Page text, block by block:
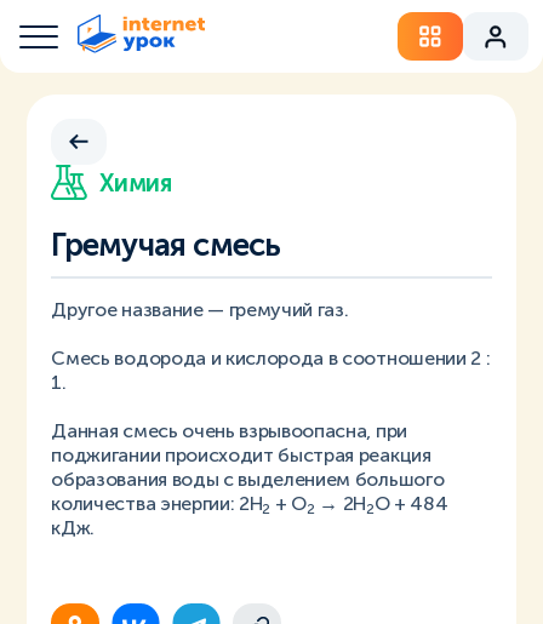
Химия
Гремучая смесь
Другое название — гремучий газ.
Смесь водорода и кислорода в соотношении 2 :
1.
Данная смесь очень взрывоопасна, при
поджигании происходит быстрая реакция
образования воды с выделением большого
количества энергии: 2H2 + O2 → 2H2O + 484
кДж.